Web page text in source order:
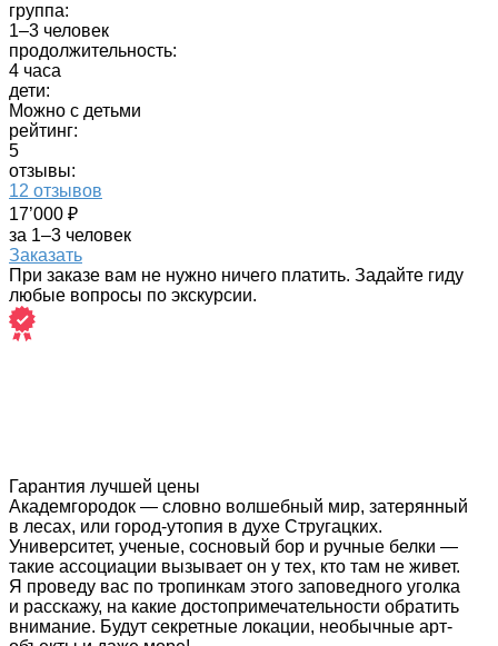
группа:
1–3 человек
продолжительность:
4 часа
дети:
Можно с детьми
рейтинг:
5
отзывы:
12 отзывов
17’000 ₽
за 1–3 человек
Заказать
При заказе вам не нужно ничего платить. Задайте гиду
любые вопросы по экскурсии.
Гарантия лучшей цены
Академгородок — словно волшебный мир, затерянный
в лесах, или город-утопия в духе Стругацких.
Университет, ученые, сосновый бор и ручные белки —
такие ассоциации вызывает он у тех, кто там не живет.
Я проведу вас по тропинкам этого заповедного уголка
и расскажу, на какие достопримечательности обратить
внимание. Будут секретные локации, необычные арт-